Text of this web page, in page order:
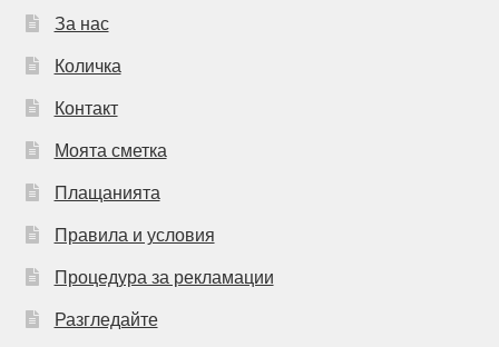
За нас
Количка
Контакт
Моята сметка
Плащанията
Правила и условия
Процедура за рекламации
Разгледайте